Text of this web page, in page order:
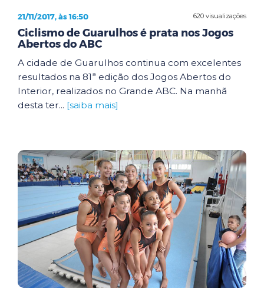
620 visualizações
21/11/2017, às 16:50
Ciclismo de Guarulhos é prata nos Jogos
Abertos do ABC
A cidade de Guarulhos continua com excelentes
resultados na 81ª edição dos Jogos Abertos do
Interior, realizados no Grande ABC. Na manhã
desta ter... [saiba mais]